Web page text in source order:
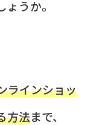
うか。
ラインショッ
方法まで、